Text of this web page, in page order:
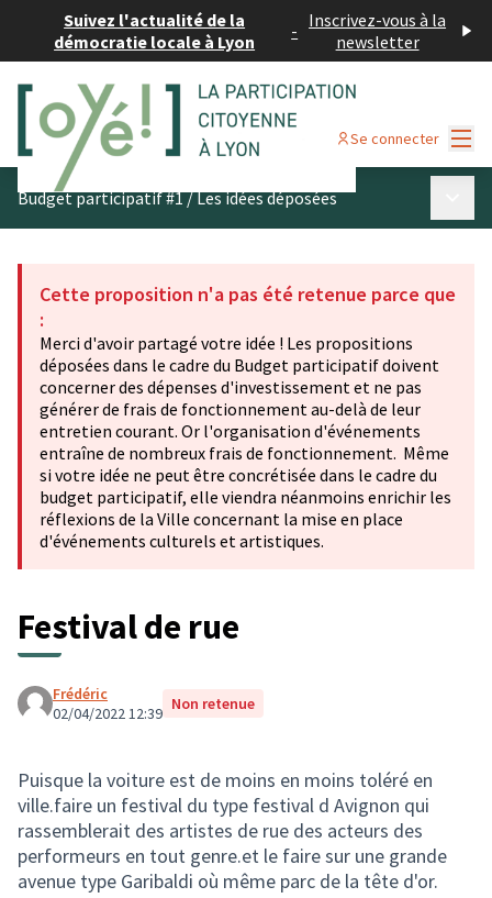
Suivez l'actualité de la
démocratie locale à Lyon
- Inscrivez-vous à la
newsletter
Se connecter
Budget participatif #1/Les idées déposées
Cette proposition n'a pas été retenue parce que
:
Merci d'avoir partagé votre idée ! Les propositions
déposées dans le cadre du Budget participatif doivent
concerner des dépenses d'investissement et ne pas
générer de frais de fonctionnement au-delà de leur
entretien courant. Or l'organisation d'événements
entraîne de nombreux frais de fonctionnement. Même
si votre idée ne peut être concrétisée dans le cadre du
budget participatif, elle viendra néanmoins enrichir les
réflexions de la Ville concernant la mise en place
d'événements culturels et artistiques.
Festival de rue
Frédéric
02/04/2022 12:39 Non retenue
Puisque la voiture est de moins en moins toléré en
ville.faire un festival du type festival d Avignon qui
rassemblerait des artistes de rue des acteurs des
performeurs en tout genre.et le faire sur une grande
avenue type Garibaldi où même parc de la tête d'or.